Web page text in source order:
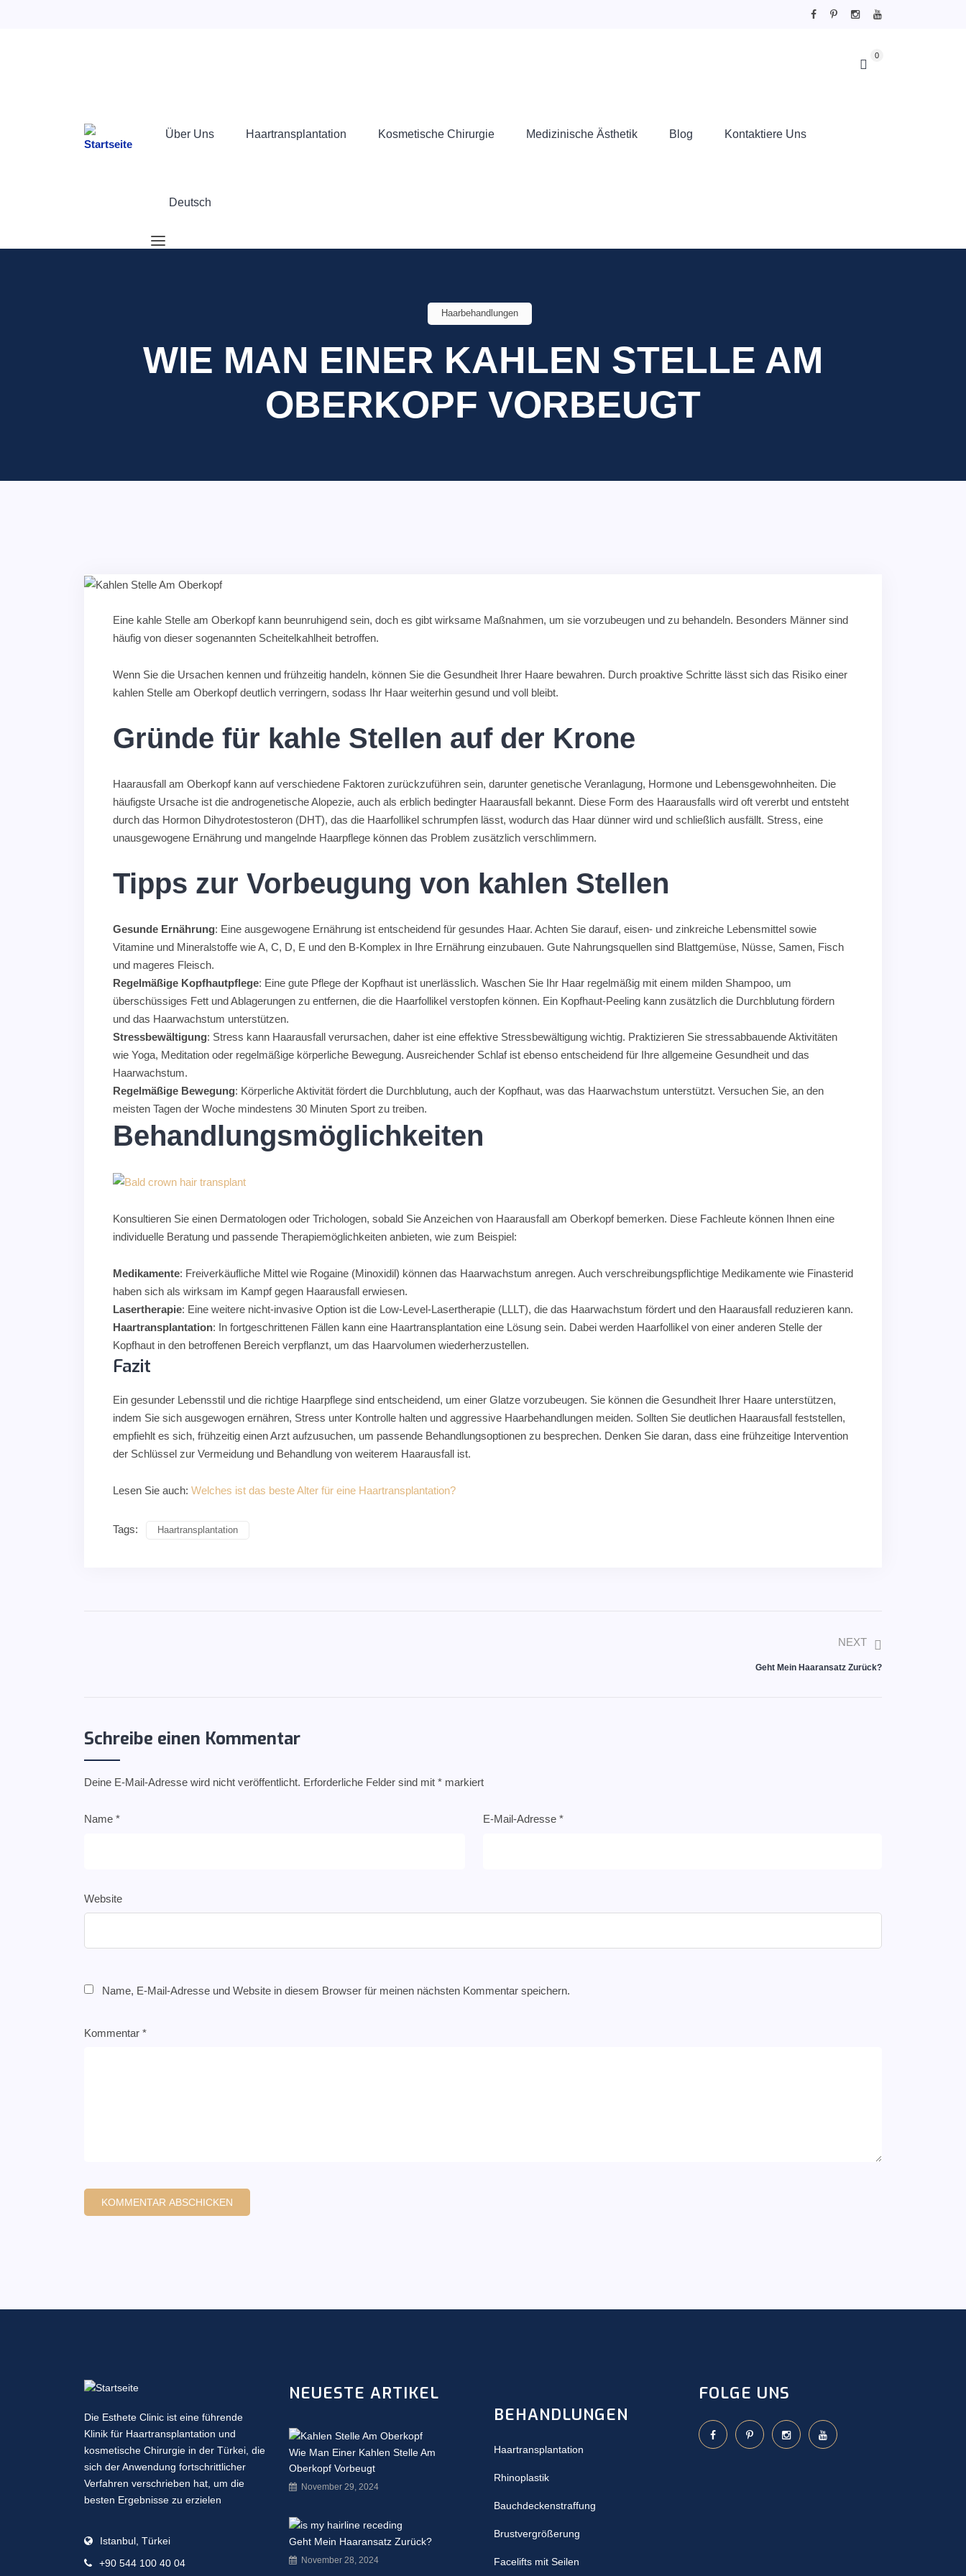
0
Über Uns Haartransplantation Kosmetische Chirurgie Medizinische Ästhetik Blog Kontaktiere Uns
Deutsch
Haarbehandlungen
WIE MAN EINER KAHLEN STELLE AM
OBERKOPF VORBEUGT
Eine kahle Stelle am Oberkopf kann beunruhigend sein, doch es gibt wirksame Maßnahmen, um sie vorzubeugen und zu behandeln. Besonders Männer sind
häufig von dieser sogenannten Scheitelkahlheit betroffen.
Wenn Sie die Ursachen kennen und frühzeitig handeln, können Sie die Gesundheit Ihrer Haare bewahren. Durch proaktive Schritte lässt sich das Risiko einer
kahlen Stelle am Oberkopf deutlich verringern, sodass Ihr Haar weiterhin gesund und voll bleibt.
Gründe für kahle Stellen auf der Krone
Haarausfall am Oberkopf kann auf verschiedene Faktoren zurückzuführen sein, darunter genetische Veranlagung, Hormone und Lebensgewohnheiten. Die
häufigste Ursache ist die androgenetische Alopezie, auch als erblich bedingter Haarausfall bekannt. Diese Form des Haarausfalls wird oft vererbt und entsteht
durch das Hormon Dihydrotestosteron (DHT), das die Haarfollikel schrumpfen lässt, wodurch das Haar dünner wird und schließlich ausfällt. Stress, eine
unausgewogene Ernährung und mangelnde Haarpflege können das Problem zusätzlich verschlimmern.
Tipps zur Vorbeugung von kahlen Stellen
Gesunde Ernährung: Eine ausgewogene Ernährung ist entscheidend für gesundes Haar. Achten Sie darauf, eisen- und zinkreiche Lebensmittel sowie
Vitamine und Mineralstoffe wie A, C, D, E und den B-Komplex in Ihre Ernährung einzubauen. Gute Nahrungsquellen sind Blattgemüse, Nüsse, Samen, Fisch
und mageres Fleisch.
Regelmäßige Kopfhautpflege: Eine gute Pflege der Kopfhaut ist unerlässlich. Waschen Sie Ihr Haar regelmäßig mit einem milden Shampoo, um
überschüssiges Fett und Ablagerungen zu entfernen, die die Haarfollikel verstopfen können. Ein Kopfhaut-Peeling kann zusätzlich die Durchblutung fördern
und das Haarwachstum unterstützen.
Stressbewältigung: Stress kann Haarausfall verursachen, daher ist eine effektive Stressbewältigung wichtig. Praktizieren Sie stressabbauende Aktivitäten
wie Yoga, Meditation oder regelmäßige körperliche Bewegung. Ausreichender Schlaf ist ebenso entscheidend für Ihre allgemeine Gesundheit und das
Haarwachstum.
Regelmäßige Bewegung: Körperliche Aktivität fördert die Durchblutung, auch der Kopfhaut, was das Haarwachstum unterstützt. Versuchen Sie, an den
meisten Tagen der Woche mindestens 30 Minuten Sport zu treiben.
Behandlungsmöglichkeiten
Konsultieren Sie einen Dermatologen oder Trichologen, sobald Sie Anzeichen von Haarausfall am Oberkopf bemerken. Diese Fachleute können Ihnen eine
individuelle Beratung und passende Therapiemöglichkeiten anbieten, wie zum Beispiel:
Medikamente: Freiverkäufliche Mittel wie Rogaine (Minoxidil) können das Haarwachstum anregen. Auch verschreibungspflichtige Medikamente wie Finasterid
haben sich als wirksam im Kampf gegen Haarausfall erwiesen.
Lasertherapie: Eine weitere nicht-invasive Option ist die Low-Level-Lasertherapie (LLLT), die das Haarwachstum fördert und den Haarausfall reduzieren kann.
Haartransplantation: In fortgeschrittenen Fällen kann eine Haartransplantation eine Lösung sein. Dabei werden Haarfollikel von einer anderen Stelle der
Kopfhaut in den betroffenen Bereich verpflanzt, um das Haarvolumen wiederherzustellen.
Fazit
Ein gesunder Lebensstil und die richtige Haarpflege sind entscheidend, um einer Glatze vorzubeugen. Sie können die Gesundheit Ihrer Haare unterstützen,
indem Sie sich ausgewogen ernähren, Stress unter Kontrolle halten und aggressive Haarbehandlungen meiden. Sollten Sie deutlichen Haarausfall feststellen,
empfiehlt es sich, frühzeitig einen Arzt aufzusuchen, um passende Behandlungsoptionen zu besprechen. Denken Sie daran, dass eine frühzeitige Intervention
der Schlüssel zur Vermeidung und Behandlung von weiterem Haarausfall ist.
Lesen Sie auch: Welches ist das beste Alter für eine Haartransplantation?
Tags: Haartransplantation
NEXT
Geht Mein Haaransatz Zurück?
Schreibe einen Kommentar
Deine E-Mail-Adresse wird nicht veröffentlicht. Erforderliche Felder sind mit * markiert
Name * E-Mail-Adresse *
Website
Name, E-Mail-Adresse und Website in diesem Browser für meinen nächsten Kommentar speichern.
Kommentar *
Die Esthete Clinic ist eine führende
Klinik für Haartransplantation und
kosmetische Chirurgie in der Türkei, die
sich der Anwendung fortschrittlicher
Verfahren verschrieben hat, um die
besten Ergebnisse zu erzielen
Istanbul, Türkei
+90 544 100 40 04
NEUESTE ARTIKEL
Wie Man Einer Kahlen Stelle Am
Oberkopf Vorbeugt
November 29, 2024
Geht Mein Haaransatz Zurück?
November 28, 2024
BEHANDLUNGEN
Haartransplantation
Rhinoplastik
Bauchdeckenstraffung
Brustvergrößerung
Facelifts mit Seilen
FOLGE UNS